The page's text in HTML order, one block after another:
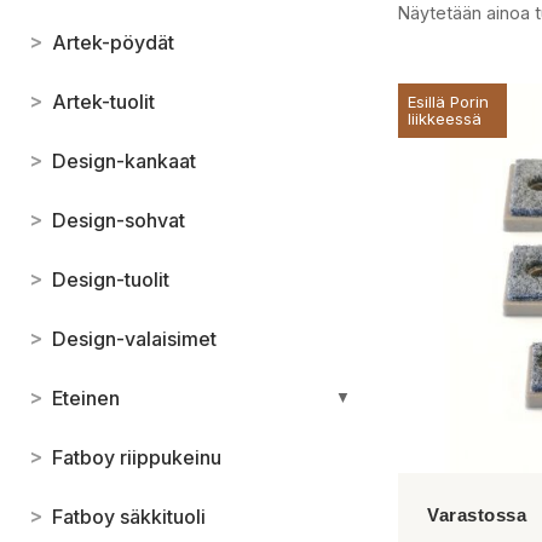
> Artek-pöydät
> Artek-tuolit
> Design-kankaat
> Design-sohvat
> Design-tuolit
> Design-valaisimet
> Eteinen ▼
> Fatboy riippukeinu
> Fatboy säkkituoli
Näytetään ainoa
Esillä Porin
liikkeessä